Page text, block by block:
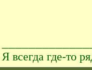
Я всегда где-то